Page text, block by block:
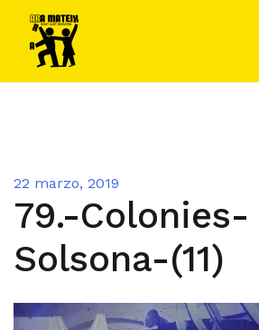
contenido
22 marzo, 2019
79.-Colonies-
Solsona-(11)